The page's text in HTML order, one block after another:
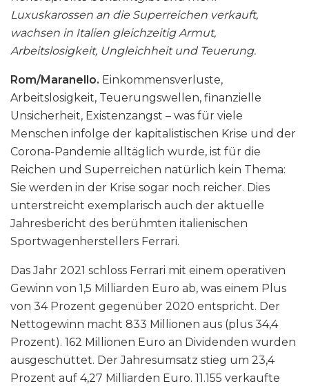
Luxuskarossen an die Superreichen verkauft,
wachsen in Italien gleichzeitig Armut,
Arbeitslosigkeit, Ungleichheit und Teuerung.
Rom/Maranello. Einkommensverluste,
Arbeitslosigkeit, Teuerungswellen, finanzielle
Unsicherheit, Existenzangst – was für viele
Menschen infolge der kapitalistischen Krise und der
Corona-Pandemie alltäglich wurde, ist für die
Reichen und Superreichen natürlich kein Thema:
Sie werden in der Krise sogar noch reicher. Dies
unterstreicht exemplarisch auch der aktuelle
Jahresbericht des berühmten italienischen
Sportwagenherstellers Ferrari.
Das Jahr 2021 schloss Ferrari mit einem operativen
Gewinn von 1,5 Milliarden Euro ab, was einem Plus
von 34 Prozent gegenüber 2020 entspricht. Der
Nettogewinn macht 833 Millionen aus (plus 34,4
Prozent). 162 Millionen Euro an Dividenden wurden
ausgeschüttet. Der Jahresumsatz stieg um 23,4
Prozent auf 4,27 Milliarden Euro. 11.155 verkaufte